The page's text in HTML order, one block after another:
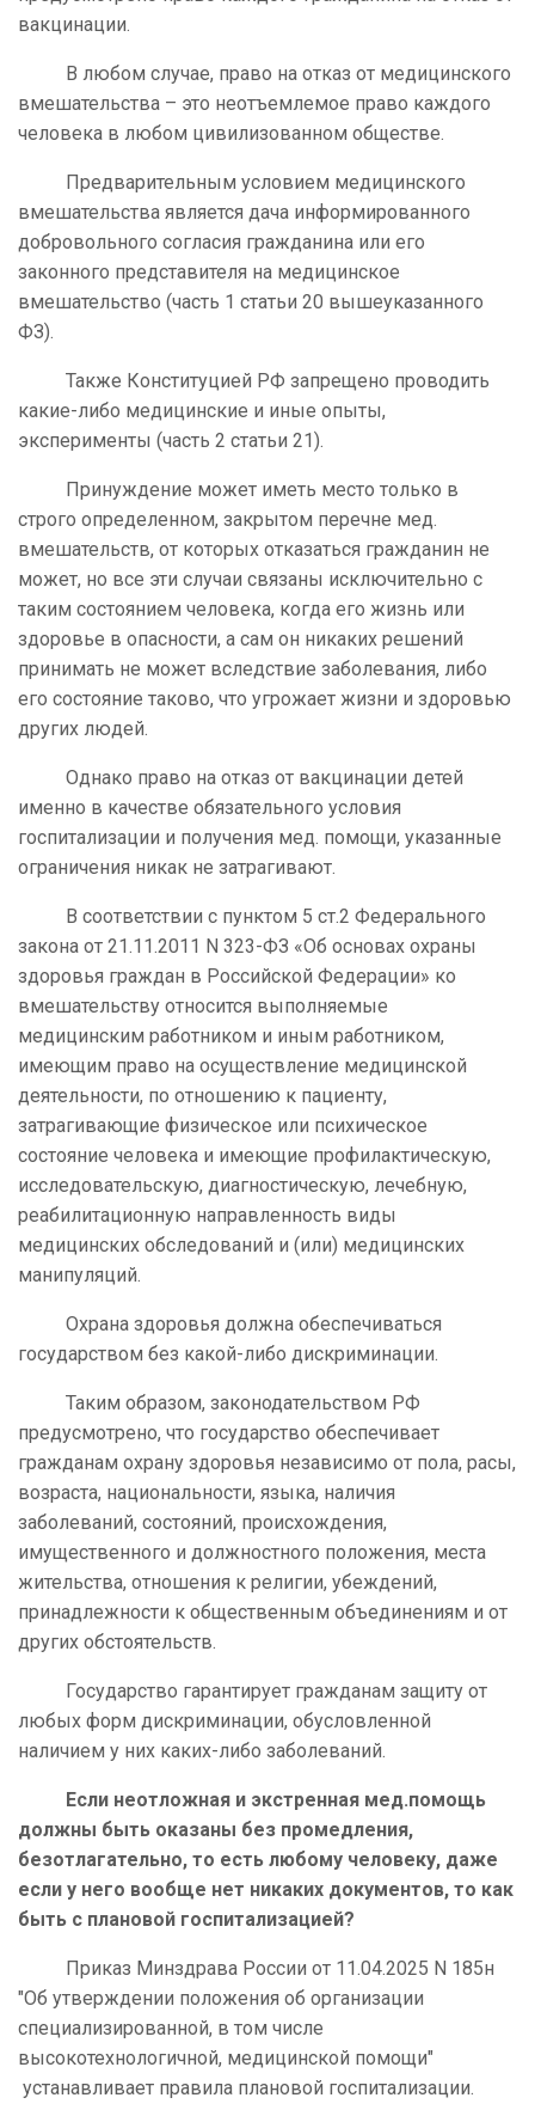
вакцинации.
В любом случае, право на отказ от медицинского
вмешательства – это неотъемлемое право каждого
человека в любом цивилизованном обществе.
Предварительным условием медицинского
вмешательства является дача информированного
добровольного согласия гражданина или его
законного представителя на медицинское
вмешательство (часть 1 статьи 20 вышеуказанного
ФЗ).
Также Конституцией РФ запрещено проводить
какие-либо медицинские и иные опыты,
эксперименты (часть 2 статьи 21).
Принуждение может иметь место только в
строго определенном, закрытом перечне мед.
вмешательств, от которых отказаться гражданин не
может, но все эти случаи связаны исключительно с
таким состоянием человека, когда его жизнь или
здоровье в опасности, а сам он никаких решений
принимать не может вследствие заболевания, либо
его состояние таково, что угрожает жизни и здоровью
других людей.
Однако право на отказ от вакцинации детей
именно в качестве обязательного условия
госпитализации и получения мед. помощи, указанные
ограничения никак не затрагивают.
В соответствии с пунктом 5 ст.2 Федерального
закона от 21.11.2011 N 323-ФЗ «Об основах охраны
здоровья граждан в Российской Федерации» ко
вмешательству относится выполняемые
медицинским работником и иным работником,
имеющим право на осуществление медицинской
деятельности, по отношению к пациенту,
затрагивающие физическое или психическое
состояние человека и имеющие профилактическую,
исследовательскую, диагностическую, лечебную,
реабилитационную направленность виды
медицинских обследований и (или) медицинских
манипуляций.
Охрана здоровья должна обеспечиваться
государством без какой-либо дискриминации.
Таким образом, законодательством РФ
предусмотрено, что государство обеспечивает
гражданам охрану здоровья независимо от пола, расы,
возраста, национальности, языка, наличия
заболеваний, состояний, происхождения,
имущественного и должностного положения, места
жительства, отношения к религии, убеждений,
принадлежности к общественным объединениям и от
других обстоятельств.
Государство гарантирует гражданам защиту от
любых форм дискриминации, обусловленной
наличием у них каких-либо заболеваний.
Если неотложная и экстренная мед.помощь
должны быть оказаны без промедления,
безотлагательно, то есть любому человеку, даже
если у него вообще нет никаких документов, то как
быть с плановой госпитализацией?
Приказ Минздрава России от 11.04.2025 N 185н
"Об утверждении положения об организации
специализированной, в том числе
высокотехнологичной, медицинской помощи"
устанавливает правила плановой госпитализации.